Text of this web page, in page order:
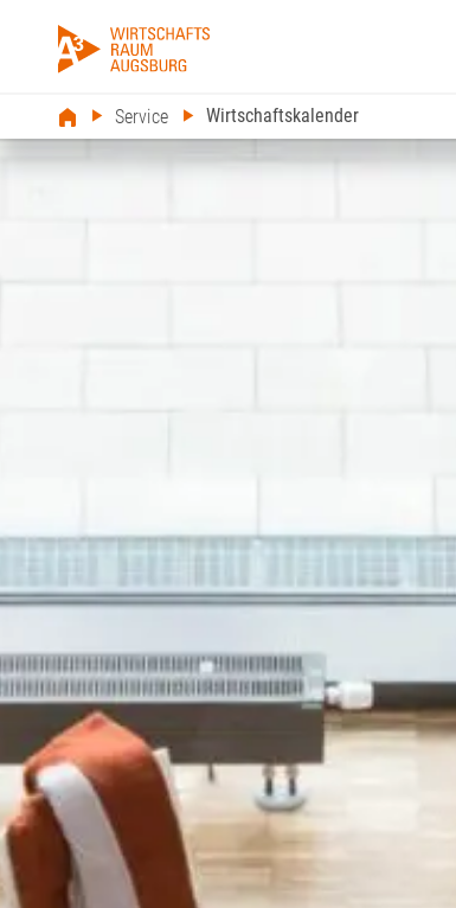
Service Wirtschaftskalender